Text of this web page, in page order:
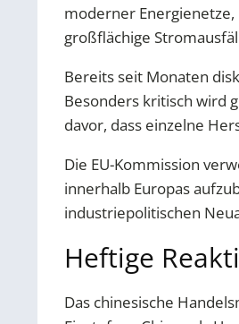
moderner
großflächige
Bereits seit Monaten
Besonders kritisch wird
davor, dass einzelne
Die EU-Kommission
innerhalb Europas
industriepolitischen
Heftige
Das chinesische